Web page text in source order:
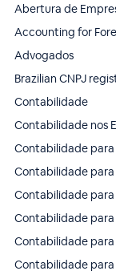
Abertura de
Accounting for
Advogados
Brazilian CNPJ
Contabilidade
Contabilidade nos
Contabilidade
Contabilidade
Contabilidade
Contabilidade
Contabilidade
Contabilidade